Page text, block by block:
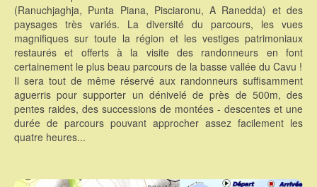
(Ranuchjaghja, Punta Piana, Pisciaronu, A Ranedda) et des
paysages très variés. La diversité du parcours, les vues
magnifiques sur toute la région et les vestiges patrimoniaux
restaurés et offerts à la visite des randonneurs en font
certainement le plus beau parcours de la basse vallée du Cavu !
Il sera tout de même réservé aux randonneurs suffisamment
aguerris pour supporter un dénivelé de près de 500m, des
pentes raides, des successions de montées - descentes et une
durée de parcours pouvant approcher assez facilement les
quatre heures...